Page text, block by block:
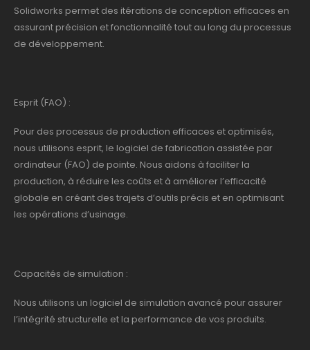
Solidworks permet des itérations de conception efficaces en
assurant précision et fonctionnalité tout au long du processus
de développement.
Esprit (FAO) :
Pour des processus de production efficaces et optimisés,
nous utilisons esprit, le logiciel de fabrication assistée par
ordinateur (FAO) de pointe. Nous aidons à faciliter la
production, à réduire les coûts et à améliorer l’efficacité
globale en créant des trajets d’outils précis et en optimisant
les opérations d’usinage.
Capacités de simulation :
Nous utilisons un logiciel de simulation avancé pour assurer
l’intégrité structurelle et la performance de vos produits.